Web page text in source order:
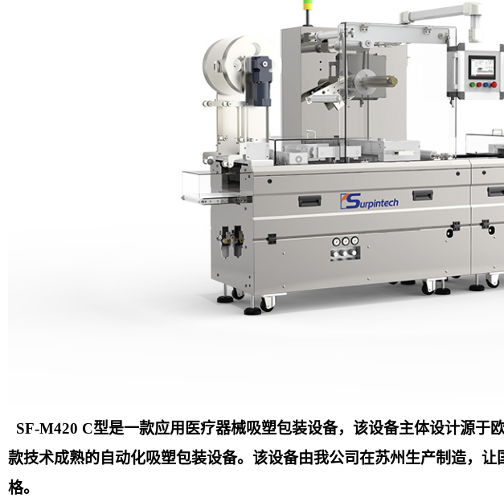
SF-M420 C型是一款应用医疗器械吸塑包装设备， 该设备主体设计源于
款技术成熟的自动化吸塑包装设备。该设备由我公司在苏州生产制造，
格。